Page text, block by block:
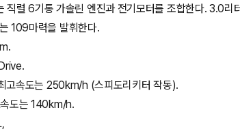
렬 6기통 가솔린 엔진과 전기모터를 조합한다. 3.0리
109마력을 발휘한다.
속도는 250km/h (스피도리키터 작동).
도는 140km/h.